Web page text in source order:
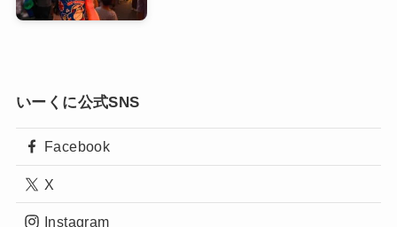
いーくに公式SNS
Facebook
X
Instagram